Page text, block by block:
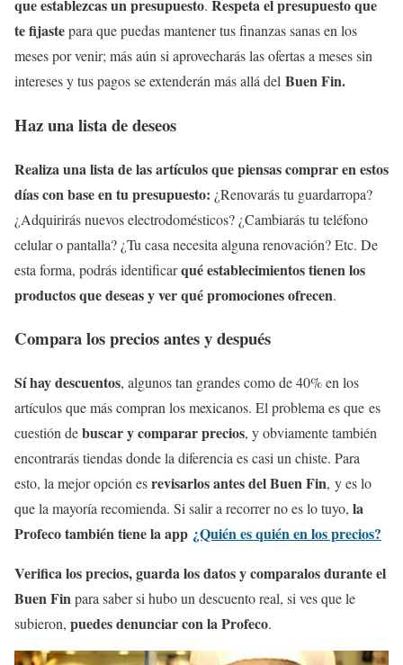
que establezcas un presupuesto. Respeta el presupuesto que
te fijastepara que puedas mantener tus finanzas sanas en los
meses por venir; más aún si aprovecharás las ofertas a meses sin
intereses y tus pagos se extenderán más allá del Buen Fin.
Haz una lista de deseos
Realiza una lista de las artículos que piensas comprar en estos
días con base en tu presupuesto: ¿Renovarás tu guardarropa?
¿Adquirirás nuevos electrodomésticos? ¿Cambiarás tu teléfono
celular o pantalla? ¿Tu casa necesita alguna renovación? Etc. De
esta forma, podrás identificarqué establecimientos tienen los
productos que deseas y ver qué promociones ofrecen.
Compara los precios antes y después
Sí hay descuentos, algunos tan grandes como de 40% en los
artículos que más compran los mexicanos. El problema es que es
cuestión debuscar y comparar precios, y obviamente también
encontrarás tiendas donde la diferencia es casi un chiste. Para
esto, la mejor opción esrevisarlos antes del Buen Fin, y es lo
que la mayoría recomienda. Si salir a recorrer no es lo tuyo, la
Profeco también tiene la app ¿Quién es quién en los precios?
Verifica los precios, guarda los datos y comparalos durante el
Buen Finpara saber si hubo un descuento real, si ves que le
subieron, puedes denunciar con la Profeco.